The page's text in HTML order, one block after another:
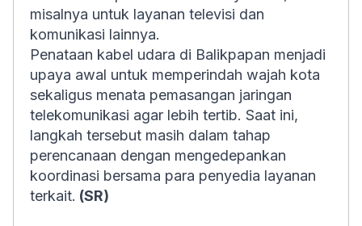
misalnya untuk layanan televisi dan
komunikasi lainnya.
Penataan kabel udara di Balikpapan menjadi
upaya awal untuk memperindah wajah kota
sekaligus menata pemasangan jaringan
telekomunikasi agar lebih tertib. Saat ini,
langkah tersebut masih dalam tahap
perencanaan dengan mengedepankan
koordinasi bersama para penyedia layanan
terkait. (SR)